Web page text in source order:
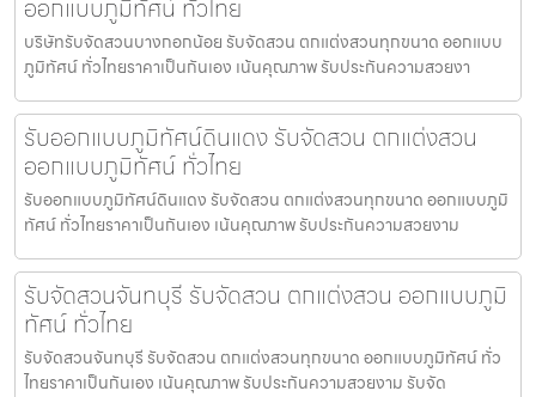
ออกแบบภูมิทัศน์ ทั่วไทย
บริษัทรับจัดสวนบางกอกน้อย รับจัดสวน ตกแต่งสวนทุกขนาด ออกแบบ
ภูมิทัศน์ ทั่วไทยราคาเป็นกันเอง เน้นคุณภาพ รับประกันความสวยงา
รับออกแบบภูมิทัศน์ดินแดง รับจัดสวน ตกแต่งสวน
ออกแบบภูมิทัศน์ ทั่วไทย
รับออกแบบภูมิทัศน์ดินแดง รับจัดสวน ตกแต่งสวนทุกขนาด ออกแบบภูมิ
ทัศน์ ทั่วไทยราคาเป็นกันเอง เน้นคุณภาพ รับประกันความสวยงาม
รับจัดสวนจันทบุรี รับจัดสวน ตกแต่งสวน ออกแบบภูมิ
ทัศน์ ทั่วไทย
รับจัดสวนจันทบุรี รับจัดสวน ตกแต่งสวนทุกขนาด ออกแบบภูมิทัศน์ ทั่ว
ไทยราคาเป็นกันเอง เน้นคุณภาพ รับประกันความสวยงาม รับจัด